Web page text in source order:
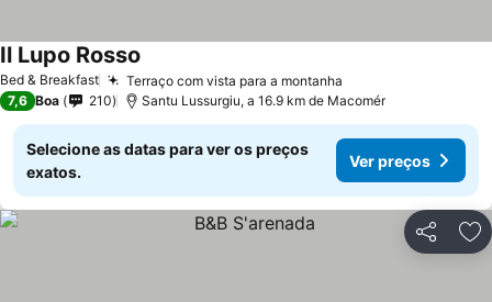
Bed & Breakfast Terraço com vista para a montanha
Il Lupo Rosso
7,6 Boa 210 Santu Lussurgiu, a 16.9 km de Macomér
Selecione as datas para ver os preços
exatos.
Ver preços
Partilhar